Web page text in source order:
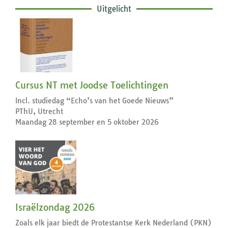
Uitgelicht
Cursus NT met Joodse Toelichtingen
Incl. studiedag “Echo’s van het Goede Nieuws”
PThU, Utrecht
Maandag 28 september en 5 oktober 2026
Israëlzondag 2026
Zoals elk jaar biedt de Protestantse Kerk Nederland (PKN)